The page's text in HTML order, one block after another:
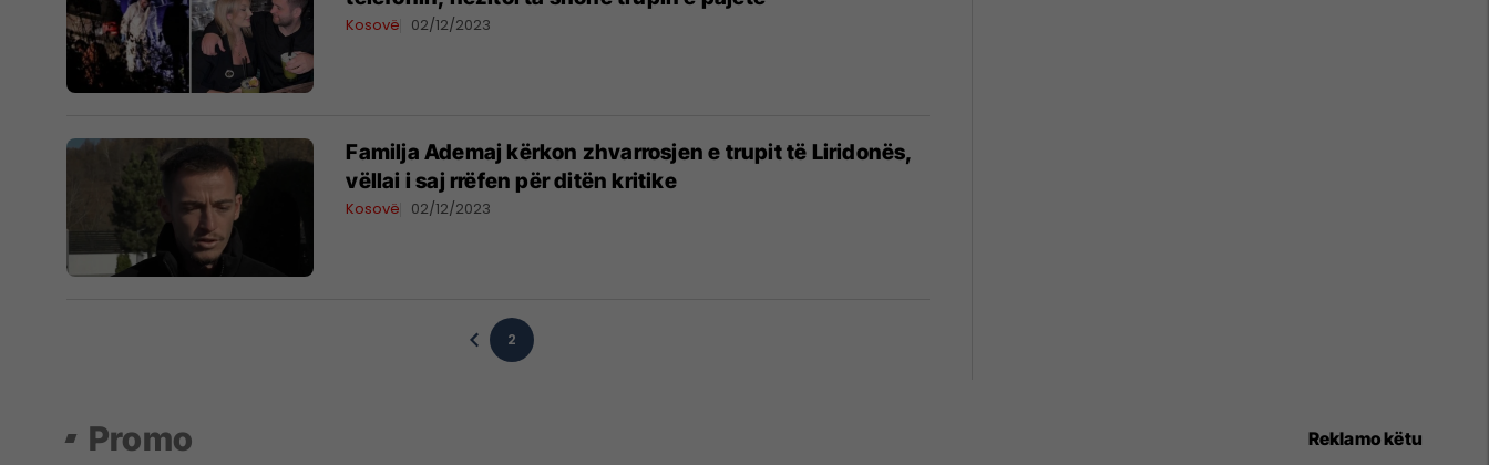
Kosovë 02/12/2023
Familja Ademaj kërkon zhvarrosjen e trupit të Liridonës,
vëllai i saj rrëfen për ditën kritike
Kosovë 02/12/2023
2
Promo Reklamo këtu